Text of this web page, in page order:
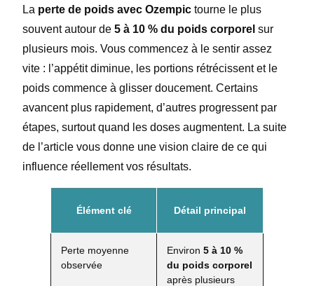
La perte de poids avec Ozempic tourne le plus
souvent autour de 5 à 10 % du poids corporel sur
plusieurs mois. Vous commencez à le sentir assez
vite : l’appétit diminue, les portions rétrécissent et le
poids commence à glisser doucement. Certains
avancent plus rapidement, d’autres progressent par
étapes, surtout quand les doses augmentent. La suite
de l’article vous donne une vision claire de ce qui
influence réellement vos résultats.
Élément clé Détail principal
Perte moyenne
observée
Environ5 à 10 %
du poids corporel
après plusieurs